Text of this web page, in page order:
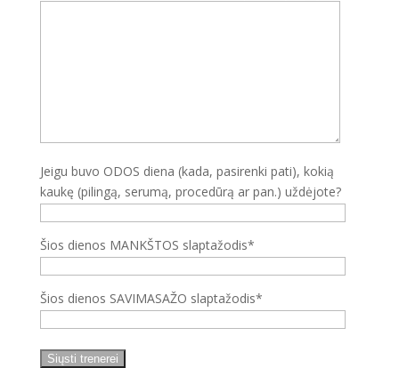
Jeigu buvo ODOS diena (kada, pasirenki pati), kokią
kaukę (pilingą, serumą, procedūrą ar pan.) uždėjote?
Šios dienos MANKŠTOS slaptažodis*
Šios dienos SAVIMASAŽO slaptažodis*